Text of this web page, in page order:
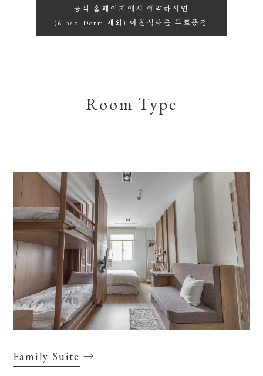
공식 홈페이지에서 예약하시면
(6 bed-Dorm 제외) 아침식사를 무료증정
Room Type
Family Suite →